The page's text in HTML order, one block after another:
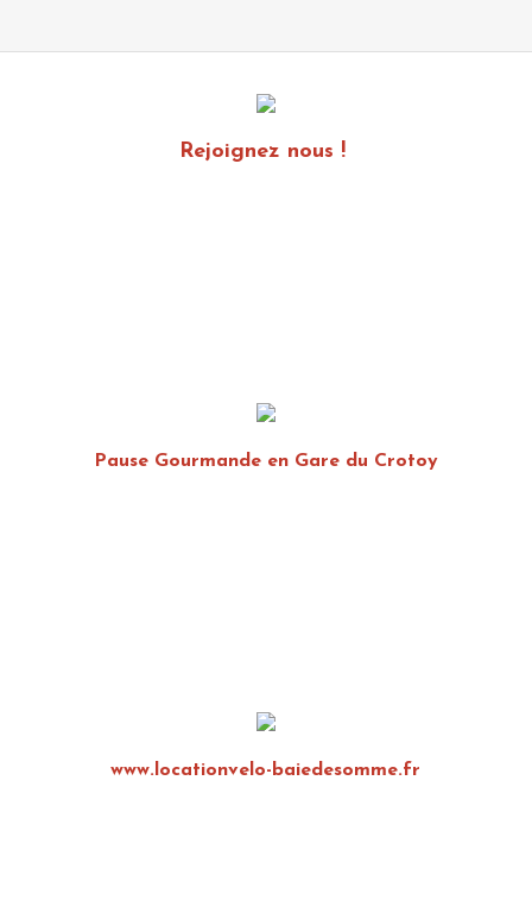
Rejoignez nous !
Pause Gourmande en Gare du Crotoy
www.locationvelo-baiedesomme.fr